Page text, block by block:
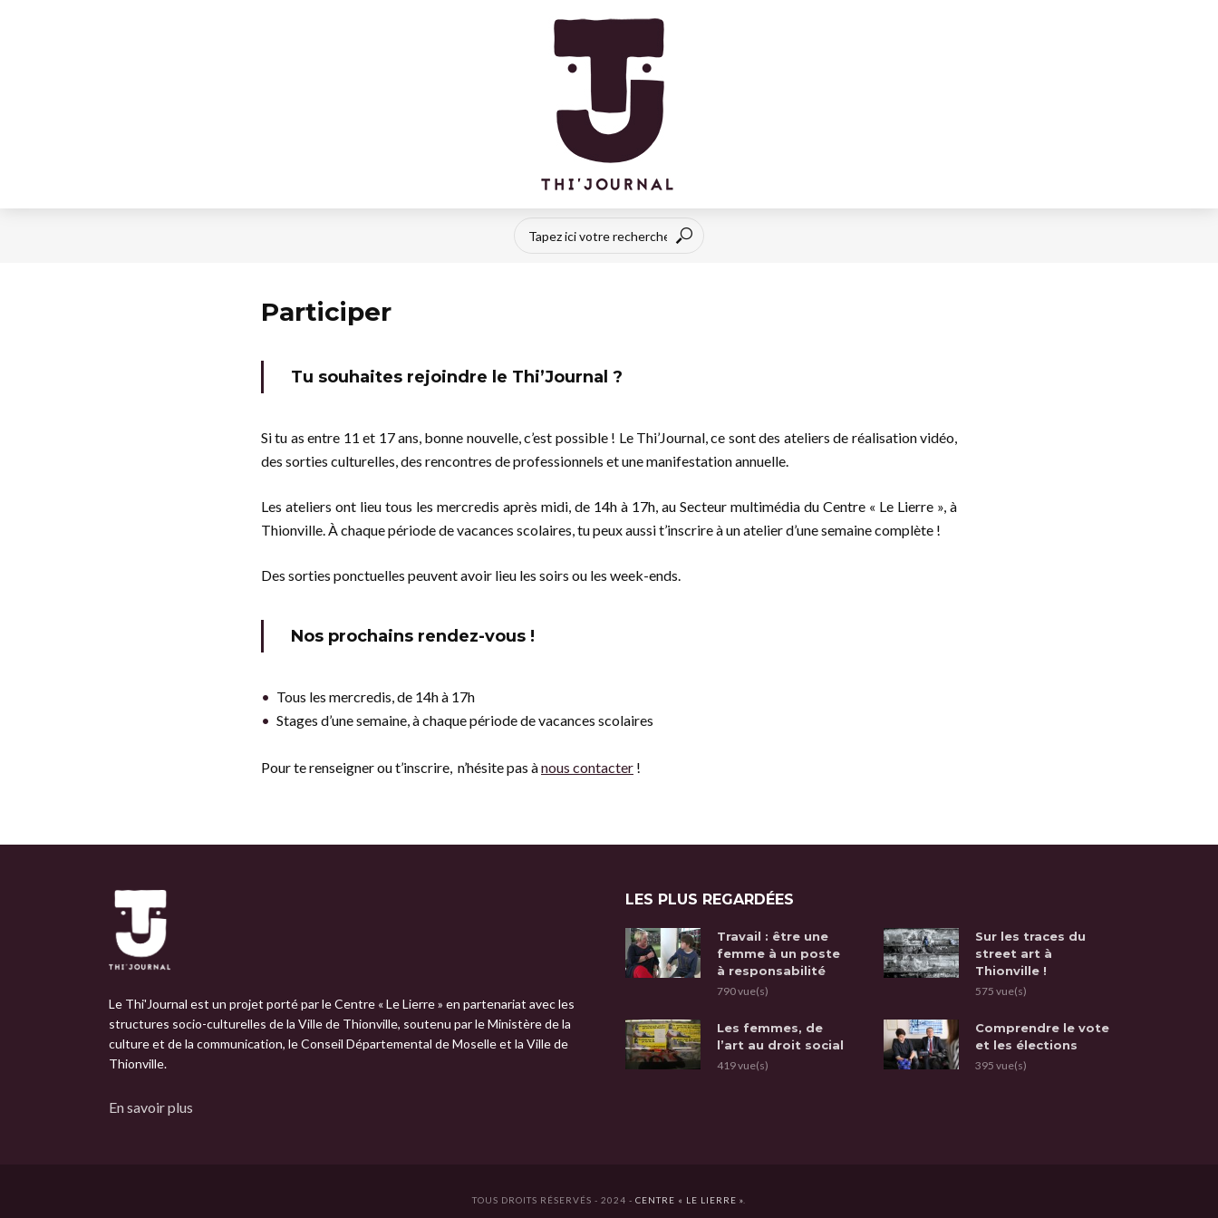
Participer
Tu souhaites rejoindre le Thi’Journal ?
Si tu as entre 11 et 17 ans, bonne nouvelle, c’est possible ! Le Thi’Journal, ce sont des ateliers de réalisation vidéo,
des sorties culturelles, des rencontres de professionnels et une manifestation annuelle.
Les ateliers ont lieu tous les mercredis après midi, de 14h à 17h, au Secteur multimédia du Centre « Le Lierre », à
Thionville. À chaque période de vacances scolaires, tu peux aussi t’inscrire à un atelier d’une semaine complète !
Des sorties ponctuelles peuvent avoir lieu les soirs ou les week-ends.
Nos prochains rendez-vous !
Tous les mercredis, de 14h à 17h
Stages d’une semaine, à chaque période de vacances scolaires
Pour te renseigner ou t’inscrire, n’hésite pas ànous contacter !
Le Thi'Journal est un projet porté par le Centre « Le Lierre » en partenariat avec les
structures socio-culturelles de la Ville de Thionville, soutenu par le Ministère de la
culture et de la communication, le Conseil Départemental de Moselle et la Ville de
Thionville.
En savoir plus
LES PLUS REGARDÉES
Travail : être une
femme à un poste
à responsabilité
790 vue(s)
Sur les traces du
street art à
Thionville !
575 vue(s)
Les femmes, de
l’art au droit social
419 vue(s)
Comprendre le vote
et les élections
395 vue(s)
TOUS DROITS RÉSERVÉS - 2024 - CENTRE « LE LIERRE »